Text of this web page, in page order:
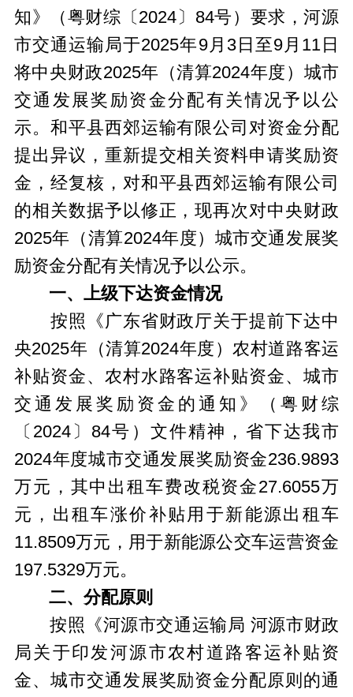
知》（粤财综〔2024〕84号）要求，河源
市交通运输局于2025年9月3日至9月11日
将中央财政2025年（清算2024年度）城市
交通发展奖励资金分配有关情况予以公
示。和平县西郊运输有限公司对资金分配
提出异议，重新提交相关资料申请奖励资
金，经复核，对和平县西郊运输有限公司
的相关数据予以修正，现再次对中央财政
2025年（清算2024年度）城市交通发展奖
励资金分配有关情况予以公示。
一、上级下达资金情况
按照《广东省财政厅关于提前下达中
央2025年（清算2024年度）农村道路客运
补贴资金、农村水路客运补贴资金、城市
交通发展奖励资金的通知》（粤财综
〔2024〕84号）文件精神，省下达我市
2024年度城市交通发展奖励资金236.9893
万元，其中出租车费改税资金27.6055万
元，出租车涨价补贴用于新能源出租车
11.8509万元，用于新能源公交车运营资金
197.5329万元。
二、分配原则
按照《河源市交通运输局 河源市财政
局关于印发河源市农村道路客运补贴资
金、城市交通发展奖励资金分配原则的通